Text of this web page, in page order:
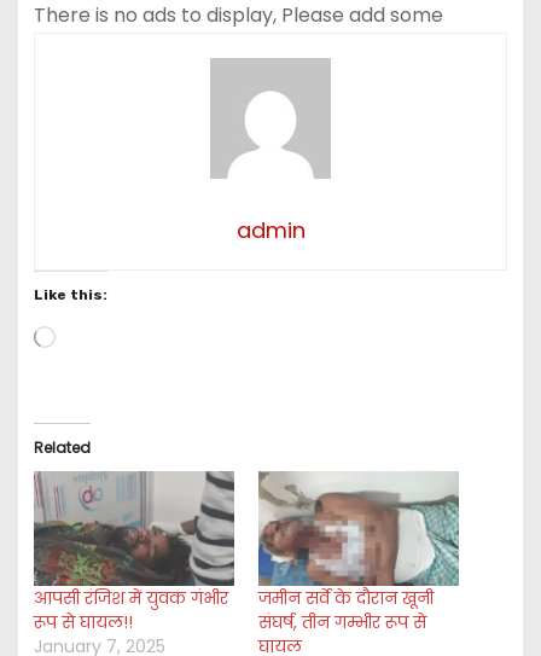
There is no ads to display, Please add some
admin
Like this:
L
n
g
…
Related
आपसी रंजिश में युवक गंभीर
रूप से घायल!!
January 7, 2025
जमीन सर्वे के दौरान खूनी
संघर्ष, तीन गम्भीर रूप से
घायल